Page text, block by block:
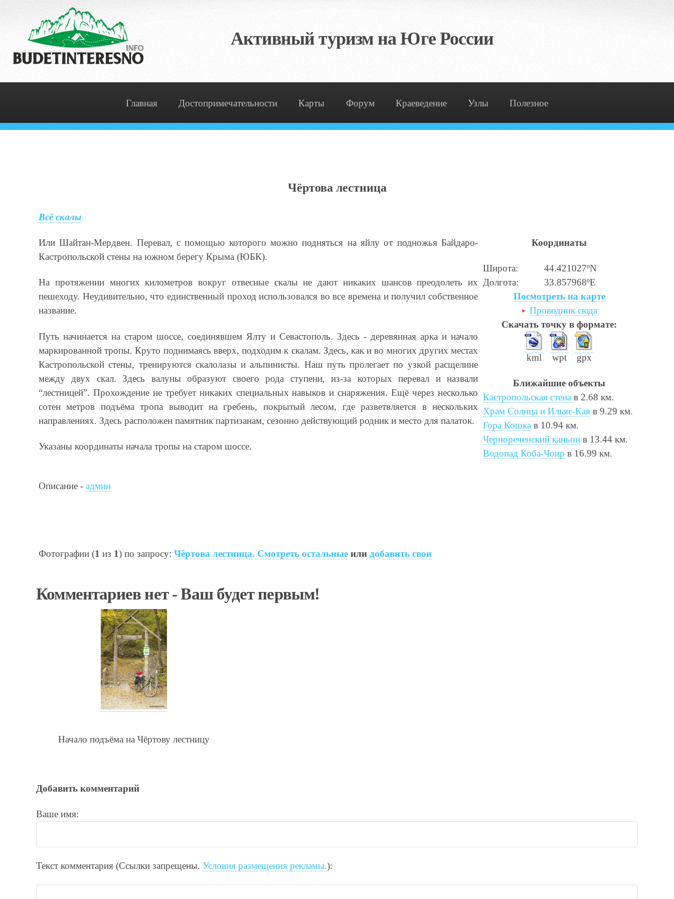
Активный туризм на Юге России
Главная Достопримечательности Карты Форум Краеведение Узлы Полезное
Чёртова лестница
Всё скалы
Координаты
Широта:
44.421027ºN
Долгота:
33.857968ºE
Посмотреть на карте
Проводник сюда
Скачать точку в формате:
kml wpt gpx
Ближайшие объекты
Кастропольская стена в 2.68 км.
Храм Солнца и Ильяс-Кая в 9.29 км.
Гора Кошка в 10.94 км.
Чернореченский каньон в 13.44 км.
Водопад Коба-Чоир в 16.99 км.
Или Шайтан-Мердвен. Перевал, с помощью которого можно подняться на яйлу от подножья Байдаро-
Кастропольской стены на южном берегу Крыма (ЮБК).
На протяжении многих километров вокруг отвесные скалы не дают никаких шансов преодолеть их
пешеходу. Неудивительно, что единственный проход использовался во все времена и получил собственное
название.
Путь начинается на старом шоссе, соединявшем Ялту и Севастополь. Здесь - деревянная арка и начало
маркированной тропы. Круто поднимаясь вверх, подходим к скалам. Здесь, как и во многих других местах
Кастропольской стены, тренируются скалолазы и альпинисты. Наш путь пролегает по узкой расщелине
между двух скал. Здесь валуны образуют своего рода ступени, из-за которых перевал и назвали
“лестницей”. Прохождение не требует никаких специальных навыков и снаряжения. Ещё через несколько
сотен метров подъёма тропа выводит на гребень, покрытый лесом, где разветвляется в нескольких
направлениях. Здесь расположен памятник партизанам, сезонно действующий родник и место для палаток.
Указаны координаты начала тропы на старом шоссе.
Описание - админ
Фотографии (1 из 1) по запросу: Чёртова лестница. Смотреть остальные или добавить свои
Начало подъёма на Чёртову лестницу
Комментариев нет - Ваш будет первым!
Добавить комментарий
Ваше имя:
Текст комментария (Ссылки запрещены. Условия размещения рекламы.):